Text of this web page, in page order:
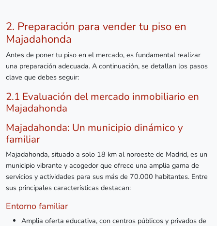
2. Preparación para vender tu piso en
Majadahonda
Antes de poner tu piso en el mercado, es fundamental realizar
una preparación adecuada. A continuación, se detallan los pasos
clave que debes seguir:
2.1 Evaluación del mercado inmobiliario en
Majadahonda
Majadahonda: Un municipio dinámico y
familiar
Majadahonda, situado a solo 18 km al noroeste de Madrid, es un
municipio vibrante y acogedor que ofrece una amplia gama de
servicios y actividades para sus más de 70.000 habitantes. Entre
sus principales características destacan:
Entorno familiar
Amplia oferta educativa, con centros públicos y privados de